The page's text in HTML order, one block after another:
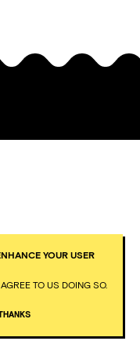
YOUR USER
TO US DOING SO.